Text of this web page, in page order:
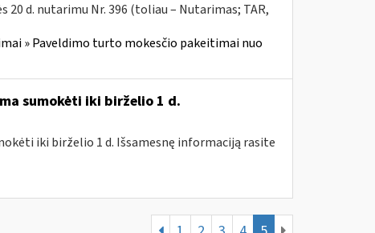
20 d. nutarimu Nr. 396 (toliau – Nutarimas; TAR,
» Paveldimo turto mokesčio pakeitimai nuo
sumokėti iki birželio 1 d.
iki birželio 1 d. Išsamesnę informaciją rasite